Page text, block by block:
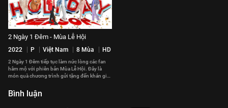
2 Ngày 1 Đêm - Mùa Lễ Hội
2022 P Việt Nam 8 Mùa HD
2 Ngày 1 Đêm tiếp tục làm nức lòng các fan
hâm mộ với phiên bản Mùa Lễ Hội. Đây là
món quà chương trình gửi tặng đến khán giả
Bình luận